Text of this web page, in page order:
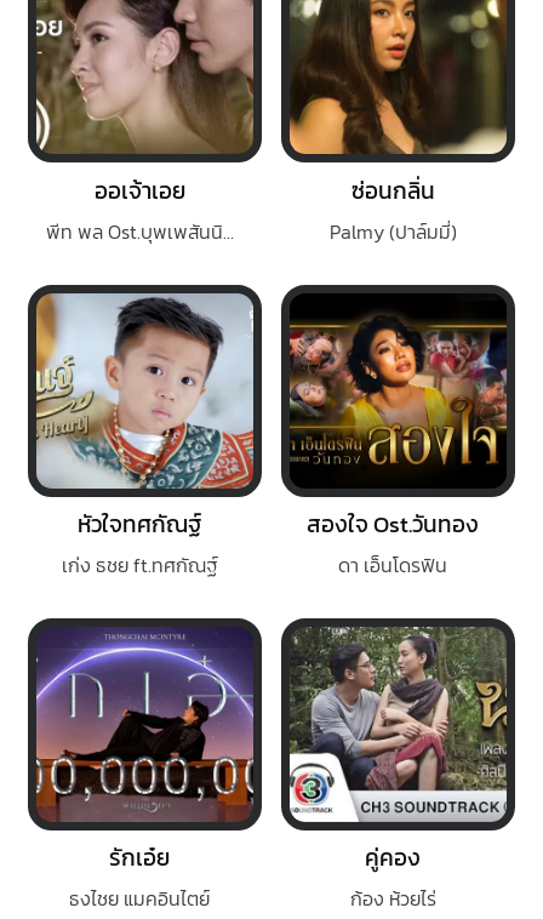
ออเจ้าเอย
พีท พล Ost.บุพเพสันนิวาส
ซ่อนกลิ่น
Palmy (ปาล์มมี่)
หัวใจทศกัณฐ์
เก่ง ธชย ft.ทศกัณฐ์
สองใจ Ost.วันทอง
ดา เอ็นโดรฟิน
รักเอ๋ย
ธงไชย แมคอินไตย์
คู่คอง
ก้อง ห้วยไร่